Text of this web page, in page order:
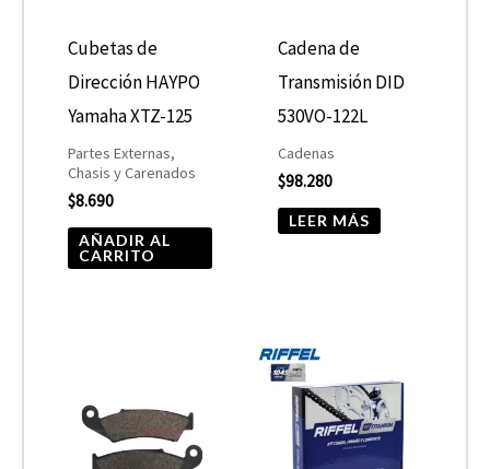
Cubetas de
Dirección HAYPO
Yamaha XTZ-125
Partes Externas,
Chasis y Carenados
$8.690
AÑADIR AL
CARRITO
Cadena de
Transmisión DID
530VO-122L
Cadenas
$98.280
LEER MÁS